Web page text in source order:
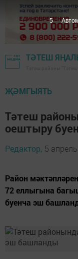
ТӘТЕШ
ҖӘМГЫЯТЬ
Тәтеш
оештыру
Редактор, 5
Район
72 еллыгына
буенча эш
5